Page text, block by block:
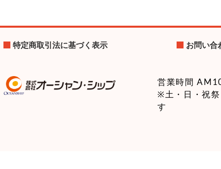
特定商取引法に基づく表示 お問い合
営業時間
※土・日・祝
す